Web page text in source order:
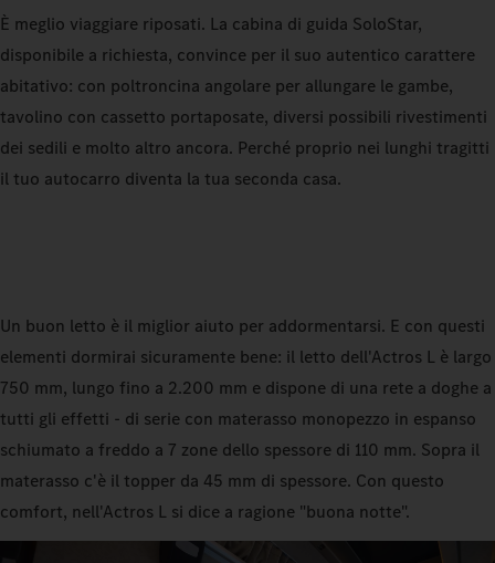
È meglio viaggiare riposati. La cabina di guida SoloStar,
disponibile a richiesta, convince per il suo autentico carattere
abitativo: con poltroncina angolare per allungare le gambe,
tavolino con cassetto portaposate, diversi possibili rivestimenti
dei sedili e molto altro ancora. Perché proprio nei lunghi tragitti
il tuo autocarro diventa la tua seconda casa.
Un buon letto è il miglior aiuto per addormentarsi. E con questi
elementi dormirai sicuramente bene: il letto dell'Actros L è largo
750 mm, lungo fino a 2.200 mm e dispone di una rete a doghe a
tutti gli effetti - di serie con materasso monopezzo in espanso
schiumato a freddo a 7 zone dello spessore di 110 mm. Sopra il
materasso c'è il topper da 45 mm di spessore. Con questo
comfort, nell'Actros L si dice a ragione "buona notte".